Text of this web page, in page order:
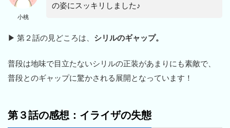
小桃
の姿にスッキリしました♪
▶ 第２話の見どころは、 シリルのギャップ。
普段は地味で目立たないシリルの正装があまりにも素敵で、
普段とのギャップに驚かされる展開となっています！
第３話の感想：イライザの失態